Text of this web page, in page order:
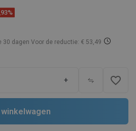
30 dagen Voor de reductie: € 53,49
+ favorite_border
winkelwagen